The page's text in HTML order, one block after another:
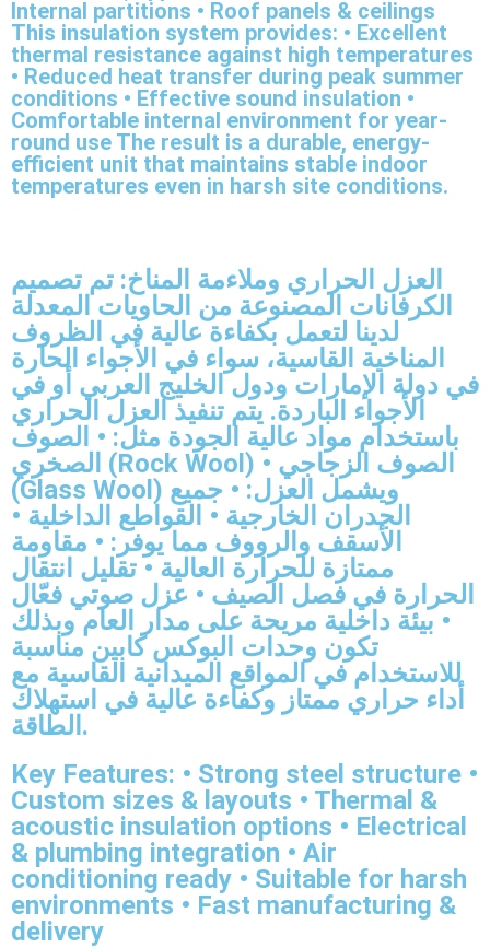
Internal partitions • Roof panels & ceilings
This insulation system provides: • Excellent
thermal resistance against high temperatures
• Reduced heat transfer during peak summer
conditions • Effective sound insulation •
Comfortable internal environment for year-
round use The result is a durable, energy-
efficient unit that maintains stable indoor
temperatures even in harsh site conditions.
العزل الحراري وملاءمة المناخ: تم تصميم
الكرفانات المصنوعة من الحاويات المعدلة
لدينا لتعمل بكفاءة عالية في الظروف
المناخية القاسية، سواء في الأجواء الحارة
في دولة الإمارات ودول الخليج العربي أو في
الأجواء الباردة. يتم تنفيذ العزل الحراري
باستخدام مواد عالية الجودة مثل: • الصوف
الصخري (Rock Wool) • الصوف الزجاجي
(Glass Wool) ويشمل العزل: • جميع
الجدران الخارجية • القواطع الداخلية •
الأسقف والرووف مما يوفر: • مقاومة
ممتازة للحرارة العالية • تقليل انتقال
الحرارة في فصل الصيف • عزل صوتي فعّال
• بيئة داخلية مريحة على مدار العام وبذلك
تكون وحدات البوكس كابين مناسبة
للاستخدام في المواقع الميدانية القاسية مع
أداء حراري ممتاز وكفاءة عالية في استهلاك
الطاقة.
Key Features: • Strong steel structure •
Custom sizes & layouts • Thermal &
acoustic insulation options • Electrical
& plumbing integration • Air
conditioning ready • Suitable for harsh
environments • Fast manufacturing &
delivery